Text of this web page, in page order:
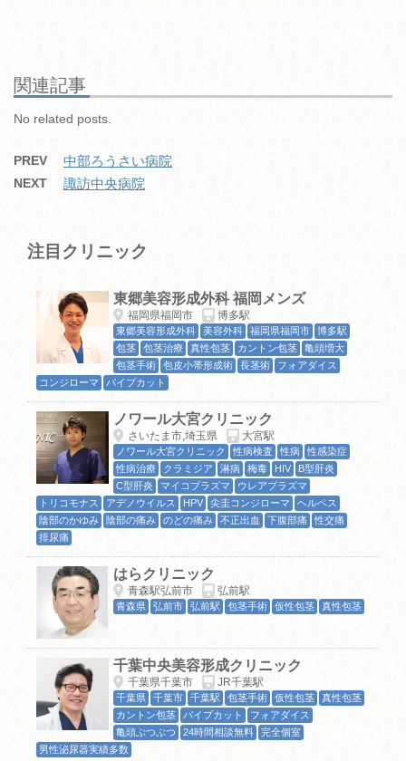
b
o
k
関連記事
No related posts.
PREV 中部ろうさい病院
NEXT 諏訪中央病院
注目クリニック
東郷美容形成外科 福岡メンズ
福岡県福岡市 博多駅
東郷美容形成外科 美容外科 福岡県福岡市
博多駅
包茎
包茎治療 真性包茎 カントン包茎
亀頭増大
包茎手術
包皮小帯形成術 長茎術
フォアダイス
コンジローマ
パイプカット
ノワール大宮クリニック
さいたま市,埼玉県 大宮駅
ノワール大宮クリニック 性病検査 性病
性感染症
性病治療
クラミジア 淋病 梅毒 HIV
B型肝炎
C型肝炎
マイコプラズマ
ウレアプラズマ
トリコモナス
アデノウイルス HPV 尖圭コンジローマ
ヘルペス
陰部のかゆみ
陰部の痛み のどの痛み 不正出血 下腹部痛
性交痛
排尿痛
はらクリニック
青森駅弘前市 弘前駅
青森県 弘前市 弘前駅 包茎手術 仮性包茎 真性包茎
千葉中央美容形成クリニック
千葉県千葉市 JR千葉駅
千葉県 千葉市 千葉駅 包茎手術 仮性包茎
真性包茎
カントン包茎
パイプカット
フォアダイス
亀頭ぶつぶつ
24時間相談無料
完全個室
男性泌尿器実績多数